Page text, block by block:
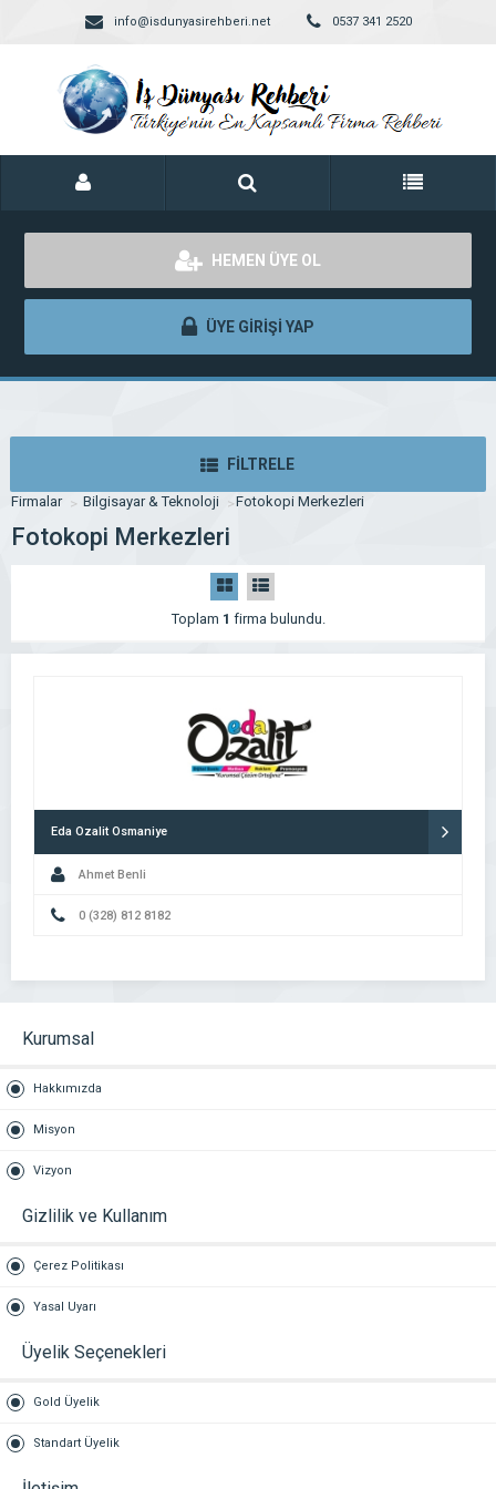
info@isdunyasirehberi.net 0537 341 2520
HEMEN ÜYE OL
ÜYE GİRİŞİ YAP
FİLTRELE
Firmalar Bilgisayar & Teknoloji Fotokopi Merkezleri
Fotokopi Merkezleri
Toplam 1 firma bulundu.
Eda Ozalit Osmaniye
Ahmet Benli
0 (328) 812 8182
Kurumsal
Hakkımızda
Misyon
Vizyon
Gizlilik ve Kullanım
Çerez Politikası
Yasal Uyarı
Üyelik Seçenekleri
Gold Üyelik
Standart Üyelik